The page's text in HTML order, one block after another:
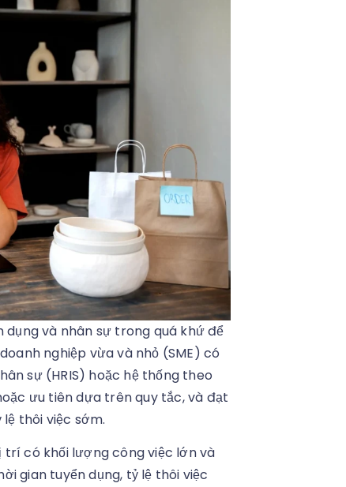
và nhân sự trong quá khứ để
nghiệp vừa và nhỏ (SME) có
sự (HRIS) hoặc hệ thống theo
ưu tiên dựa trên quy tắc, và đạt
thôi việc sớm.
trí có khối lượng công việc lớn và
gian tuyển dụng, tỷ lệ thôi việc